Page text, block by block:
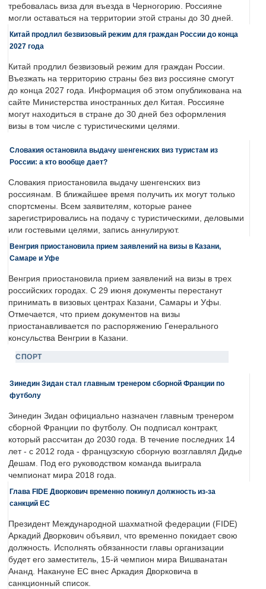
требовалась виза для въезда в Черногорию. Россияне
могли оставаться на территории этой страны до 30 дней.
Китай продлил безвизовый режим для граждан России до конца
2027 года
Китай продлил безвизовый режим для граждан России.
Въезжать на территорию страны без виз россияне смогут
до конца 2027 года. Информация об этом опубликована на
сайте Министерства иностранных дел Китая. Россияне
могут находиться в стране до 30 дней без оформления
визы в том числе с туристическими целями.
Словакия остановила выдачу шенгенских виз туристам из
России: а кто вообще дает?
Словакия приостановила выдачу шенгенских виз
россиянам. В ближайшее время получить их могут только
спортсмены. Всем заявителям, которые ранее
зарегистрировались на подачу с туристическими, деловыми
или гостевыми целями, запись аннулируют.
Венгрия приостановила прием заявлений на визы в Казани,
Самаре и Уфе
Венгрия приостановила прием заявлений на визы в трех
российских городах. С 29 июня документы перестанут
принимать в визовых центрах Казани, Самары и Уфы.
Отмечается, что прием документов на визы
приостанавливается по распоряжению Генерального
консульства Венгрии в Казани.
СПОРТ
Зинедин Зидан стал главным тренером сборной Франции по
футболу
Зинедин Зидан официально назначен главным тренером
сборной Франции по футболу. Он подписал контракт,
который рассчитан до 2030 года. В течение последних 14
лет - с 2012 года - французскую сборную возглавлял Дидье
Дешам. Под его руководством команда выиграла
чемпионат мира 2018 года.
Глава FIDE Дворкович временно покинул должность из-за
санкций ЕС
Президент Международной шахматной федерации (FIDE)
Аркадий Дворкович объявил, что временно покидает свою
должность. Исполнять обязанности главы организации
будет его заместитель, 15-й чемпион мира Вишванатан
Ананд. Накануне ЕС внес Аркадия Дворковича в
санкционный список.